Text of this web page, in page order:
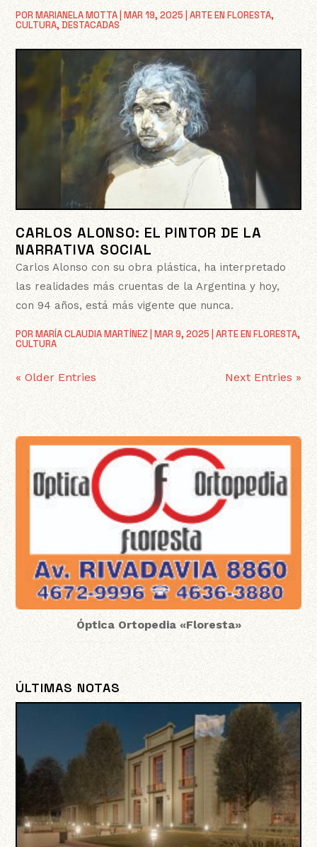
PORMARIANELA MOTTA |MAR 19, 2025 |ARTE EN FLORESTA,
CULTURA,DESTACADAS
CARLOS ALONSO: EL PINTOR DE LA
NARRATIVA SOCIAL
PORMARÍA CLAUDIA MARTÍNEZ |MAR 9, 2025 |ARTE EN FLORESTA,
CULTURA
Carlos Alonso con su obra plástica, ha interpretado
las realidades más cruentas de la Argentina y hoy,
con 94 años, está más vigente que nunca.
« Older Entries Next Entries »
Óptica Ortopedia «Floresta»
ÚLTIMAS NOTAS